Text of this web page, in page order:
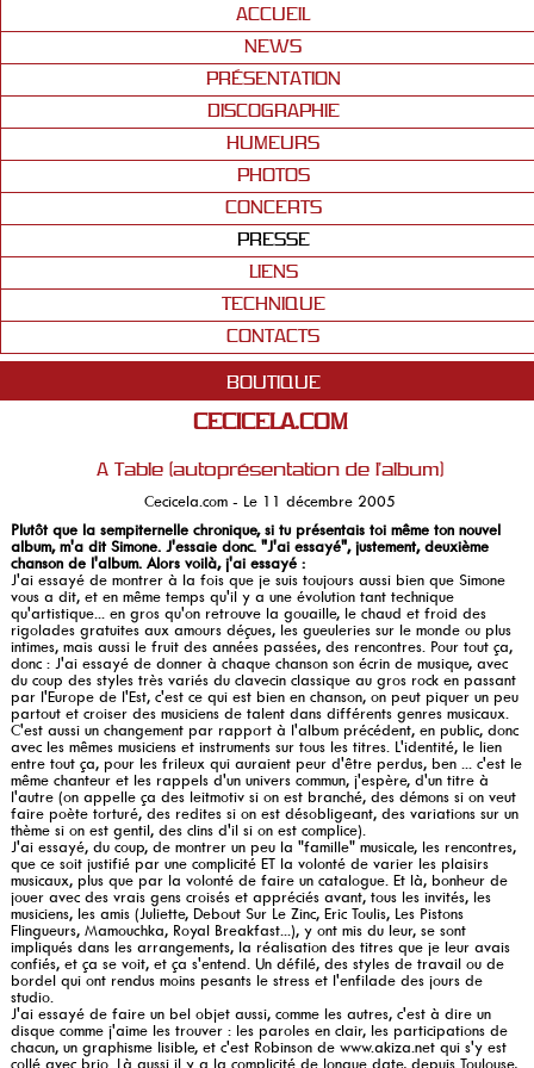
ACCUEIL
NEWS
PRÉSENTATION
DISCOGRAPHIE
HUMEURS
PHOTOS
CONCERTS
PRESSE
LIENS
TECHNIQUE
CONTACTS
BOUTIQUE
CECICELA.COM
A Table (autoprésentation de l'album)
Cecicela.com - Le 11 décembre 2005
Plutôt que la sempiternelle chronique, si tu présentais toi même ton nouvel
album, m'a dit Simone. J'essaie donc. "J'ai essayé", justement, deuxième
chanson de l'album. Alors voilà, j'ai essayé :
J'ai essayé de montrer à la fois que je suis toujours aussi bien que Simone
vous a dit, et en même temps qu'il y a une évolution tant technique
qu'artistique... en gros qu'on retrouve la gouaille, le chaud et froid des
rigolades gratuites aux amours déçues, les gueuleries sur le monde ou plus
intimes, mais aussi le fruit des années passées, des rencontres. Pour tout ça,
donc : J'ai essayé de donner à chaque chanson son écrin de musique, avec
du coup des styles très variés du clavecin classique au gros rock en passant
par l'Europe de l'Est, c'est ce qui est bien en chanson, on peut piquer un peu
partout et croiser des musiciens de talent dans différents genres musicaux.
C'est aussi un changement par rapport à l'album précédent, en public, donc
avec les mêmes musiciens et instruments sur tous les titres. L'identité, le lien
entre tout ça, pour les frileux qui auraient peur d'être perdus, ben ... c'est le
même chanteur et les rappels d'un univers commun, j'espère, d'un titre à
l'autre (on appelle ça des leitmotiv si on est branché, des démons si on veut
faire poète torturé, des redites si on est désobligeant, des variations sur un
thème si on est gentil, des clins d'il si on est complice).
J'ai essayé, du coup, de montrer un peu la "famille" musicale, les rencontres,
que ce soit justifié par une complicité ET la volonté de varier les plaisirs
musicaux, plus que par la volonté de faire un catalogue. Et là, bonheur de
jouer avec des vrais gens croisés et appréciés avant, tous les invités, les
musiciens, les amis (Juliette, Debout Sur Le Zinc, Eric Toulis, Les Pistons
Flingueurs, Mamouchka, Royal Breakfast...), y ont mis du leur, se sont
impliqués dans les arrangements, la réalisation des titres que je leur avais
confiés, et ça se voit, et ça s'entend. Un défilé, des styles de travail ou de
bordel qui ont rendus moins pesants le stress et l'enfilade des jours de
studio.
J'ai essayé de faire un bel objet aussi, comme les autres, c'est à dire un
disque comme j'aime les trouver : les paroles en clair, les participations de
chacun, un graphisme lisible, et c'est Robinson de www.akiza.net qui s'y est
collé avec brio. Là aussi il y a la complicité de longue date, depuis Toulouse,